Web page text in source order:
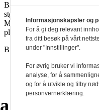
Ballade mottar tilskudd fra
støtte fra eierne NOPA,
Musikkforleggerne. Ballade
plakaten.
BALLADE — NORGES
a
aa a
a
Informasjonskapsler og
For å gi deg relevant
fra ditt besøk på vårt
under "Innstillinger".
For øvrig bruker vi
analyse, for å
og for å utvikle og tilby
personvernerklæring.